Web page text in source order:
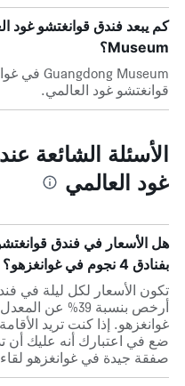
Museum؟
قوانغتشو غود العالمي.
الأسئلة الشائعة
غود العالمي
هل الأسعار في فندق
بفنادق 4 نجوم في غوانغزهو؟
تكون الأسعار لكل ليلة في
غوانغزهو. إذا كنت تريد
صفقة جيدة في غوانغزهو لقاء